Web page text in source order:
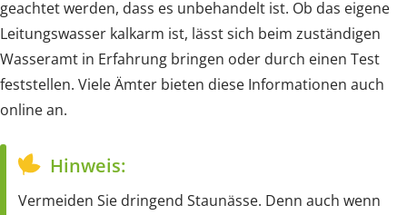
geachtet werden, dass es unbehandelt ist. Ob das eigene
Leitungswasser kalkarm ist, lässt sich beim zuständigen
Wasseramt in Erfahrung bringen oder durch einen Test
feststellen. Viele Ämter bieten diese Informationen auch
online an.
Hinweis:
Vermeiden Sie dringend Staunässe. Denn auch wenn